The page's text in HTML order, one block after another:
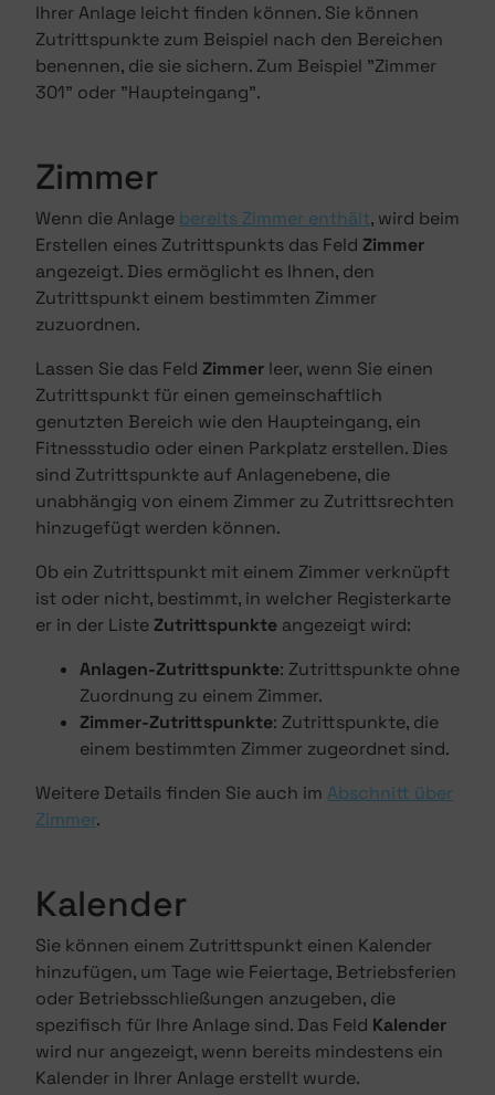
Ihrer Anlage leicht finden können. Sie können
Zutrittspunkte zum Beispiel nach den Bereichen
benennen, die sie sichern. Zum Beispiel "Zimmer
301" oder "Haupteingang".
Zimmer
Wenn die Anlage bereits Zimmer enthält, wird beim
Erstellen eines Zutrittspunkts das Feld Zimmer
angezeigt. Dies ermöglicht es Ihnen, den
Zutrittspunkt einem bestimmten Zimmer
zuzuordnen.
Lassen Sie das Feld Zimmer leer, wenn Sie einen
Zutrittspunkt für einen gemeinschaftlich
genutzten Bereich wie den Haupteingang, ein
Fitnessstudio oder einen Parkplatz erstellen. Dies
sind Zutrittspunkte auf Anlagenebene, die
unabhängig von einem Zimmer zu Zutrittsrechten
hinzugefügt werden können.
Ob ein Zutrittspunkt mit einem Zimmer verknüpft
ist oder nicht, bestimmt, in welcher Registerkarte
er in der Liste Zutrittspunkte angezeigt wird:
Anlagen-Zutrittspunkte: Zutrittspunkte ohne
Zuordnung zu einem Zimmer.
Zimmer-Zutrittspunkte: Zutrittspunkte, die
einem bestimmten Zimmer zugeordnet sind.
Weitere Details finden Sie auch im Abschnitt über
Zimmer.
Kalender
Sie können einem Zutrittspunkt einen Kalender
hinzufügen, um Tage wie Feiertage, Betriebsferien
oder Betriebsschließungen anzugeben, die
spezifisch für Ihre Anlage sind. Das Feld Kalender
wird nur angezeigt, wenn bereits mindestens ein
Kalender in Ihrer Anlage erstellt wurde.